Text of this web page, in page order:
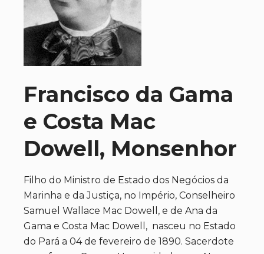
Francisco da Gama
e Costa Mac
Dowell, Monsenhor
Filho do Ministro de Estado dos Negócios da
Marinha e da Justiça, no Império, Conselheiro
Samuel Wallace Mac Dowell, e de Ana da
Gama e Costa Mac Dowell, nasceu no Estado
do Pará a 04 de fevereiro de 1890. Sacerdote